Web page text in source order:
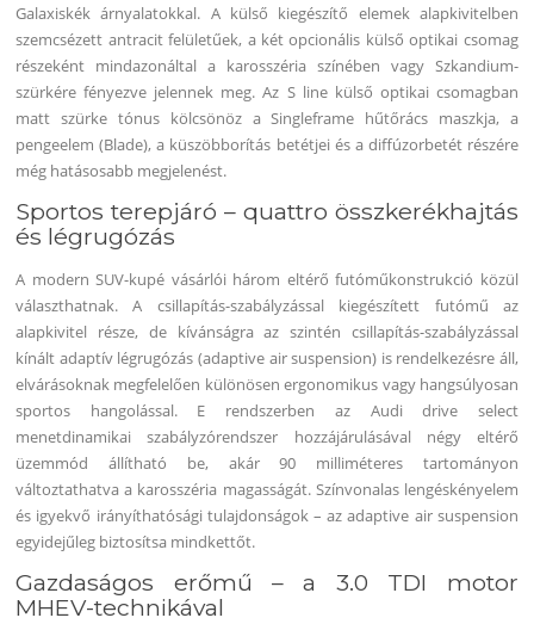
Galaxiskék árnyalatokkal. A külső kiegészítő elemek alapkivitelben
szemcsézett antracit felületűek, a két opcionális külső optikai csomag
részeként mindazonáltal a karosszéria színében vagy Szkandium-
szürkére fényezve jelennek meg. Az S line külső optikai csomagban
matt szürke tónus kölcsönöz a Singleframe hűtőrács maszkja, a
pengeelem (Blade), a küszöbborítás betétjei és a diffúzorbetét részére
még hatásosabb megjelenést.
Sportos terepjáró – quattro összkerékhajtás
és légrugózás
A modern SUV-kupé vásárlói három eltérő futóműkonstrukció közül
választhatnak. A csillapítás-szabályzással kiegészített futómű az
alapkivitel része, de kívánságra az szintén csillapítás-szabályzással
kínált adaptív légrugózás (adaptive air suspension) is rendelkezésre áll,
elvárásoknak megfelelően különösen ergonomikus vagy hangsúlyosan
sportos hangolással. E rendszerben az Audi drive select
menetdinamikai szabályzórendszer hozzájárulásával négy eltérő
üzemmód állítható be, akár 90 milliméteres tartományon
változtathatva a karosszéria magasságát. Színvonalas lengéskényelem
és igyekvő irányíthatósági tulajdonságok – az adaptive air suspension
egyidejűleg biztosítsa mindkettőt.
Gazdaságos erőmű – a 3.0 TDI motor
MHEV-technikával